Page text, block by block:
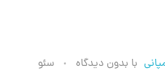
با بدون دیدگاه سئو